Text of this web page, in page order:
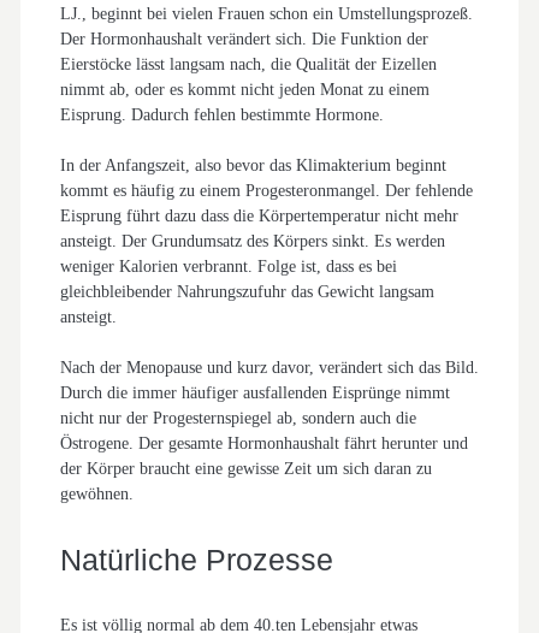
LJ., beginnt bei vielen Frauen schon ein Umstellungsprozeß.
Der Hormonhaushalt verändert sich. Die Funktion der
Eierstöcke lässt langsam nach, die Qualität der Eizellen
nimmt ab, oder es kommt nicht jeden Monat zu einem
Eisprung. Dadurch fehlen bestimmte Hormone.
In der Anfangszeit, also bevor das Klimakterium beginnt
kommt es häufig zu einem Progesteronmangel. Der fehlende
Eisprung führt dazu dass die Körpertemperatur nicht mehr
ansteigt. Der Grundumsatz des Körpers sinkt. Es werden
weniger Kalorien verbrannt. Folge ist, dass es bei
gleichbleibender Nahrungszufuhr das Gewicht langsam
ansteigt.
Nach der Menopause und kurz davor, verändert sich das Bild.
Durch die immer häufiger ausfallenden Eisprünge nimmt
nicht nur der Progesternspiegel ab, sondern auch die
Östrogene. Der gesamte Hormonhaushalt fährt herunter und
der Körper braucht eine gewisse Zeit um sich daran zu
gewöhnen.
Natürliche Prozesse
Es ist völlig normal ab dem 40.ten Lebensjahr etwas